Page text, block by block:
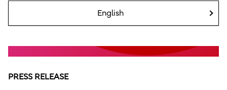
English
PRESS RELEASE